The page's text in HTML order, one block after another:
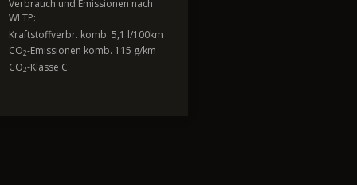
Verbrauch und Emissionen nach
WLTP:
Kraftstoffverbr. komb. 5,1 l/100km
CO2-Emissionen komb. 115 g/km
CO2-Klasse C